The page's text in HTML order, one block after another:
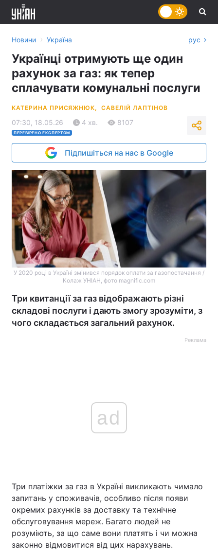
Україна Політика
Економіка Світ
Спорт Наука
Новини › Україна рус
Українці отримують ще один
рахунок за газ: як тепер
сплачувати комунальні послуги
КАТЕРИНА ПРИСЯЖНЮК, САВЕЛІЙ ЛАПТІНОВ
07:30, 18.05.26 4 хв. 8107
ПЕРЕВІРЕНО ЕКСПЕРТОМ
Підпишіться на нас в Google
У 2020 році в Україні змінився порядок оплати за газопостачання /
Колаж УНIАН, фото magnific.com
Три квитанції за газ відображають різні
складові послуги і дають змогу зрозуміти, з
чого складається загальний рахунок.
Реклама
ad
Три платіжки за газ в Україні викликають чимало
запитань у споживачів, особливо після появи
окремих рахунків за доставку та технічне
обслуговування мереж. Багато людей не
розуміють, за що саме вони платять і чи можна
законно відмовитися від цих нарахувань.